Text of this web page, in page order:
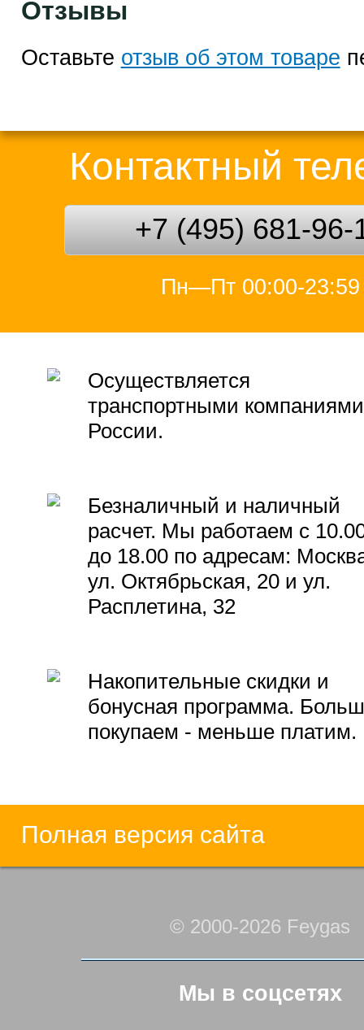
Отзывы
Оставьте отзыв об этом товаре
Контактный
+7 (495) 681-96-
Пн—Пт 00:00-23:59
Осуществляется
транспортными компаниями
России.
Безналичный и наличный
расчет. Мы работаем с
до 18.00 по адресам:
ул. Октябрьская, 20 и ул.
Расплетина, 32
Накопительные скидки и
бонусная программа.
покупаем - меньше платим.
Полная версия сайта
© 2000-2026 Feygas
Мы в соцсетях